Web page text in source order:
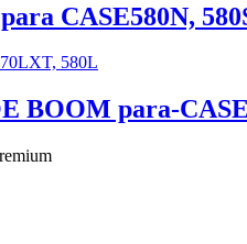
CASE580N,
BOOM para-